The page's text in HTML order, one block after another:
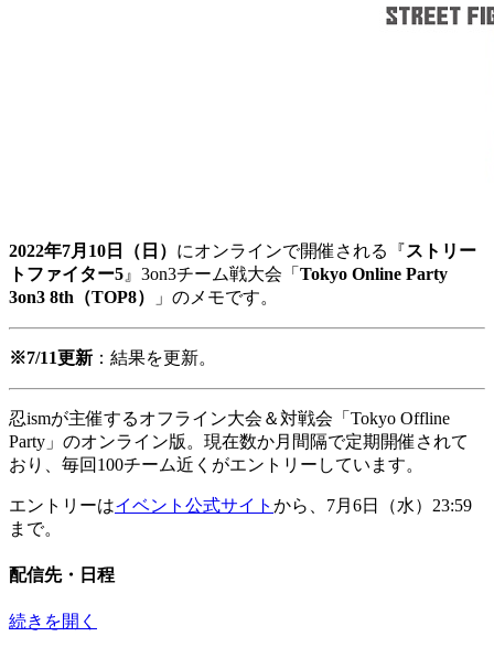
2022年7月10日（日） にオンラインで開催される『ストリー
トファイター5 』3on3チーム戦大会「 Tokyo Online Party
3on3 8th（TOP8）
」のメモです。
※7/11更新 ：結果を更新。
忍ismが主催するオフライン大会＆対戦会「Tokyo Offline
Party」のオンライン版。現在数か月間隔で定期開催されて
おり、毎回100チーム近くがエントリーしています。
エントリーはイベント公式サイト から、7月6日（水）23:59
まで。
配信先・日程
続きを開く